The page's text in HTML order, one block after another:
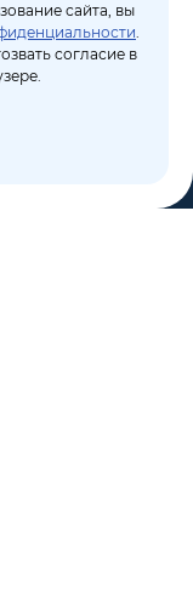
сайта, вы
.
согласие в